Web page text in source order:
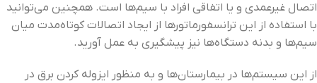
اتصال غیرعمدی و یا اتفاقی افراد با سیم‌ها است. همچنین می‌توانید
با استفاده از این ترانسفورماتورها از ایجاد اتصالات کوتاه‌مدت میان
سیم‌ها و بدنه دستگاه‌ها نیز پیشگیری به عمل آورید.
از این سیستم‌ها در بیمارستان‌ها و به‌ منظور ایزوله کردن برق در